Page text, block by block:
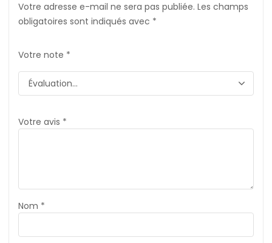
Votre adresse e-mail ne sera pas publiée. Les champs
obligatoires sont indiqués avec *
Votre note *
Votre avis *
Nom *